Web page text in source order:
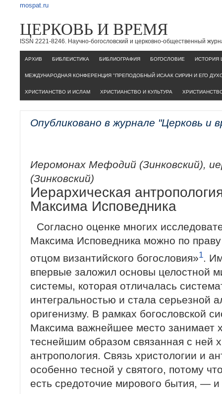
mospat.ru
ЦЕРКОВЬ И ВРЕМЯ
ISSN 2221-8246. Научно-богословский и церковно-общественный
AРХИВ БИБЛЕИСТИКА БИБЛИОГРАФИЯ БОГОСЛОВИЕ ИСТОРИЯ
МЕЖДУНАРОДНАЯ КОНФЕРЕНЦИЯ "ПРЕПОДОБНЫЙ ИСААК СИРИН И ЕГО
ХРИСТИАНСТВО И ИСЛАМ ХРИСТИАНСТВО И КУЛЬТУРА
Опубликовано в журнале "Церковь и
Иеромонах Мефодий (Зинковский),
(Зинковский)
Иерархическая
Максима Исповедника
Согласно оценке многих
Максима Исповедника можно по
отцом византийского богословия»1.
впервые заложил основы целостной
системы, которая отличалась
интегральностью и стала серьезной
оригенизму. В рамках богословской
Максима важнейшее место занимает
теснейшим образом связанная с ней
антропология. Связь христологии и
особенно тесной у святого, потому
есть средоточие мирового бытия, — и